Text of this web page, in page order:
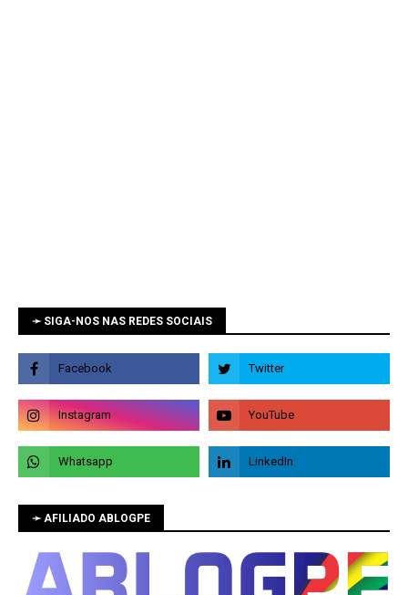
➛ SIGA-NOS NAS REDES SOCIAIS
➛ AFILIADO ABLOGPE